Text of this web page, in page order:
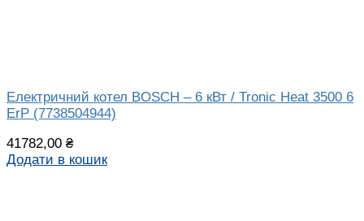
Електричний котел BOSCH – 6 кВт / Tronic Heat 3500 6
ErP (7738504944)
41782,00 ₴
Додати в кошик